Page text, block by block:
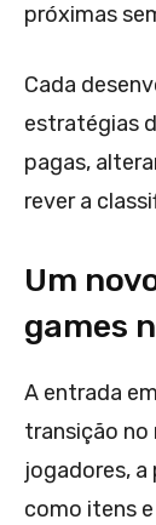
próximas
Cada
estratégias
pagas,
rever a
Um
games
A entrada
transição no
jogadores,
como itens